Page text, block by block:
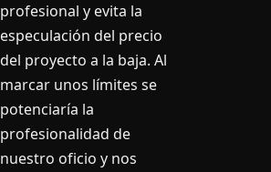
profesional y evita la
especulación del precio
del proyecto a la baja. Al
marcar unos límites se
potenciaría la
profesionalidad de
nuestro oficio y nos